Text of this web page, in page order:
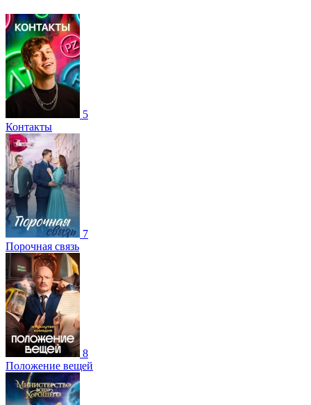
5
Контакты
7
Порочная связь
8
Положение вещей